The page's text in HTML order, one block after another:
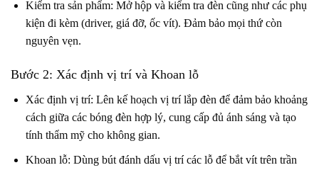
Kiểm tra sản phẩm: Mở hộp và kiểm tra đèn cũng như các phụ
kiện đi kèm (driver, giá đỡ, ốc vít). Đảm bảo mọi thứ còn
nguyên vẹn.
Bước 2: Xác định vị trí và Khoan lỗ
Xác định vị trí: Lên kế hoạch vị trí lắp đèn để đảm bảo khoảng
cách giữa các bóng đèn hợp lý, cung cấp đủ ánh sáng và tạo
tính thẩm mỹ cho không gian.
Khoan lỗ: Dùng bút đánh dấu vị trí các lỗ để bắt vít trên trần